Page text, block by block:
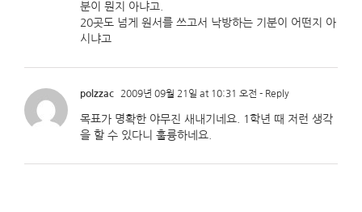
분이 뭔지 아냐고.
20곳도 넘게 원서를 쓰고서 낙방하는 기분이 어떤지 아
시냐고
polzzac 2009년 09월 21일 at 10:31 오전 - Reply
목표가 명확한 야무진 새내기네요. 1학년 때 저런 생각
을 할 수 있다니 훌륭하네요.